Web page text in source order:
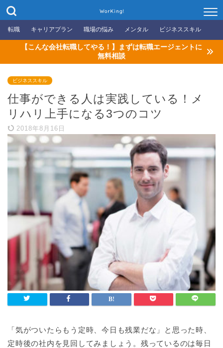
WorKing!
転職 キャリアプラン 職場の悩み メンタル ビジネススキル
【こんな会社転職してやる！】まずは転職エージェントに
無料相談
ビジネススキル
仕事ができる人は実践している！メ
リハリ上手になる3つのコツ
2018年8月16日
「気がついたらもう定時、今日も残業だな」と思った時、
定時後の社内を見回してみましょう。残っているのは毎日